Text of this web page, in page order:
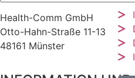
Health-Comm GmbH
Otto-Hahn-Straße 11-13
48161 Münster